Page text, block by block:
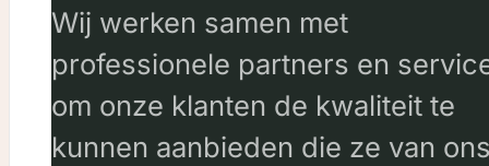
Wij werken samen met
professionele partners en
om onze klanten de kwaliteit te
kunnen aanbieden die ze van